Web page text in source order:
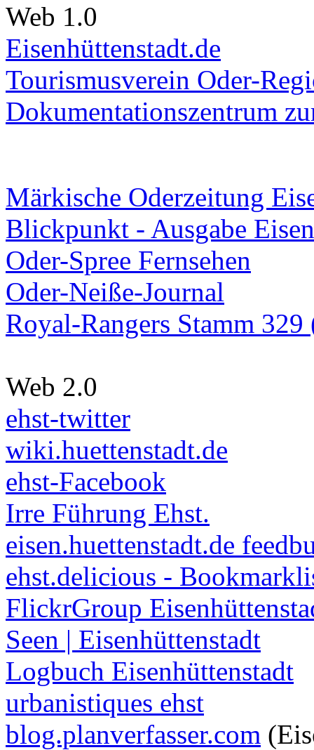
Web 1.0
Eisenhüttenstadt.de
Tourismusverein Oder-
Dokumentationszentrum
Märkische Oderzeitung
Blickpunkt - Ausgabe
Oder-Spree Fernsehen
Oder-Neiße-Journal
Royal-Rangers Stamm
Web 2.0
ehst-twitter
wiki.huettenstadt.de
ehst-Facebook
Irre Führung Ehst.
eisen.huettenstadt.de
ehst.delicious -
FlickrGroup
Seen | Eisenhüttenstadt
Logbuch Eisenhüttenstadt
urbanistiques ehst
blog.planverfasser.com